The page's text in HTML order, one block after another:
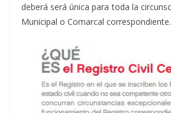
deberá será única para toda la
Municipal o Comarcal correspondiente.